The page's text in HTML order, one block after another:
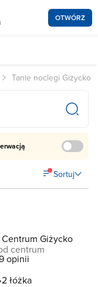
OTWÓRZ
Tanie noclegi Giżycko
Sortuj
Giżycko
centrum
opinii
2 łóżka